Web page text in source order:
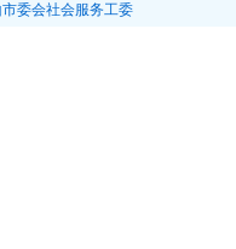
市委会社会服务工委